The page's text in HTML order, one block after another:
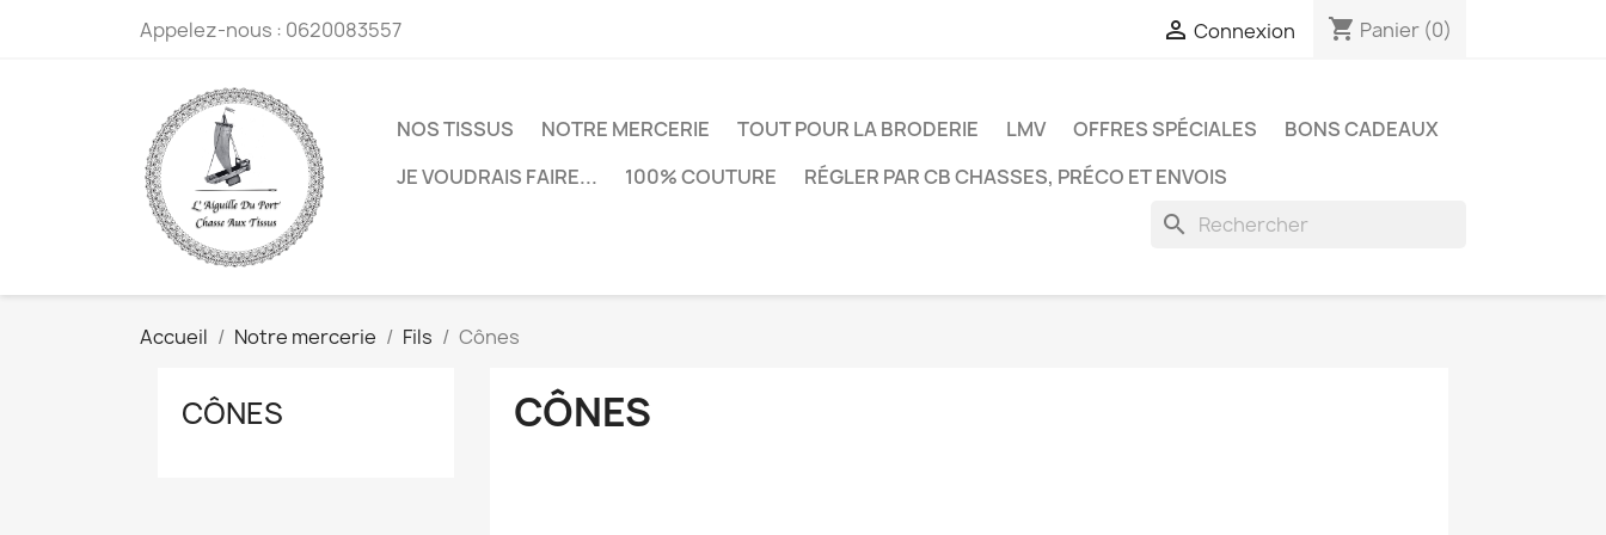
Appelez-nous : 0620083557  Connexion shopping_cart Panier (0)
NOS TISSUS NOTRE MERCERIE TOUT POUR LA BRODERIE LMV OFFRES SPÉCIALES
BONS CADEAUX
JE VOUDRAIS FAIRE...
100% COUTURE RÉGLER PAR CB CHASSES, PRÉCO ET ENVOIS
search
Accueil Notre mercerie Fils Cônes
CÔNES CÔNES